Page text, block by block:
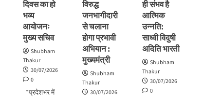
दिवस का हो
भव्य
आयोजनः
मुख्य सचिव
Shubham
Thakur
30/07/2026
0
*प्रदेशभर में
विरुद्ध
जनभागीदारी
से चलाना
होगा प्रभावी
अभियान :
मुख्यमंत्री
Shubham
Thakur
30/07/2026
ही संभव है
आत्मिक
उन्नति:
साध्वी विदुषी
अदिति भारती
Shubham
Thakur
30/07/2026
0